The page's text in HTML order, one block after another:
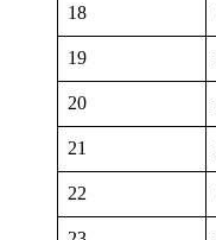
18
19
20
21
22